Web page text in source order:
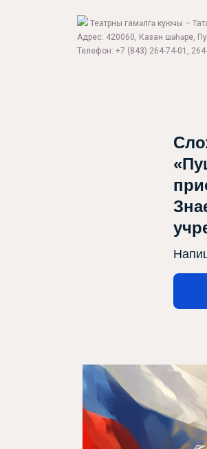
Театр турында
Театрны гамәлгә куючы –
Адрес: 420060, Казан шәһәре,
Телефон: +7 (843) 264-74-01,